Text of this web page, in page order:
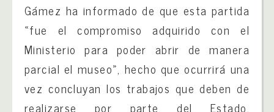
Gámez ha informado de que esta partida
«fue el compromiso adquirido con el
Ministerio para poder abrir de manera
parcial el museo», hecho que ocurrirá una
vez concluyan los trabajos que deben de
realizarse por parte del Estado,